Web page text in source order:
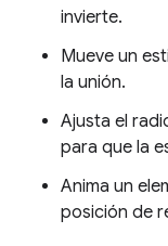
invierte.
Mueve un
la unión.
Ajusta el
para que la
Anima un
posición de